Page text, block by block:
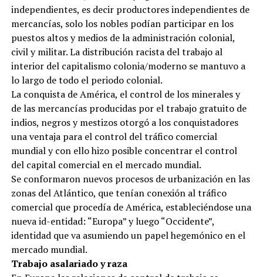
independientes, es decir productores independientes de
mercancías, solo los nobles podían participar en los
puestos altos y medios de la administración colonial,
civil y militar. La distribución racista del trabajo al
interior del capitalismo colonia/moderno se mantuvo a
lo largo de todo el periodo colonial.
La conquista de América, el control de los minerales y
de las mercancías producidas por el trabajo gratuito de
indios, negros y mestizos otorgó a los conquistadores
una ventaja para el control del tráfico comercial
mundial y con ello hizo posible concentrar el control
del capital comercial en el mercado mundial.
Se conformaron nuevos procesos de urbanización en las
zonas del Atlántico, que tenían conexión al tráfico
comercial que procedía de América, estableciéndose una
nueva id-entidad: “Europa” y luego “Occidente”,
identidad que va asumiendo un papel hegemónico en el
mercado mundial.
Trabajo asalariado y raza